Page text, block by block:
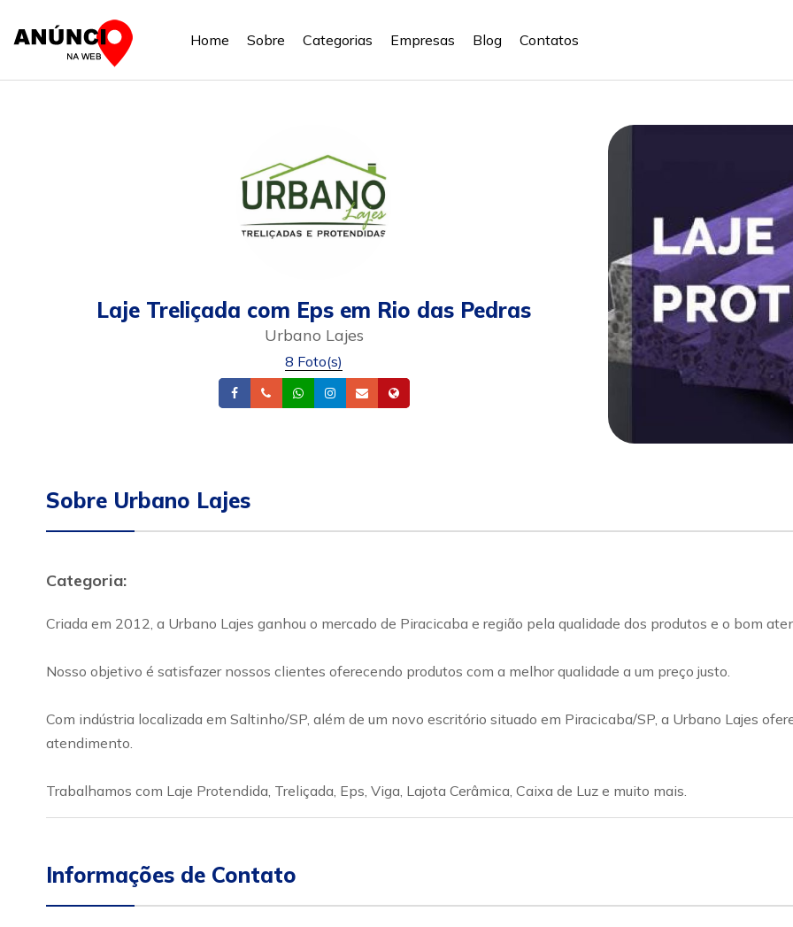
Home Sobre Categorias Empresas Blog Contatos
Laje Treliçada com Eps em Rio das Pedras
Urbano Lajes
8 Foto(s)
FacebookTelefoneWhatsappInstagram
Email
Sobre Urbano Lajes
Categoria:
Criada em 2012, a Urbano Lajes ganhou o mercado de Piracicaba e região pela qualidade dos produtos e o bom
Nosso objetivo é satisfazer nossos clientes oferecendo produtos com a melhor qualidade a um preço justo.
Com indústria localizada em Saltinho/SP, além de um novo escritório situado em Piracicaba/SP, a Urbano Lajes
atendimento.
Trabalhamos com Laje Protendida, Treliçada, Eps, Viga, Lajota Cerâmica, Caixa de Luz e muito mais.
Informações de Contato